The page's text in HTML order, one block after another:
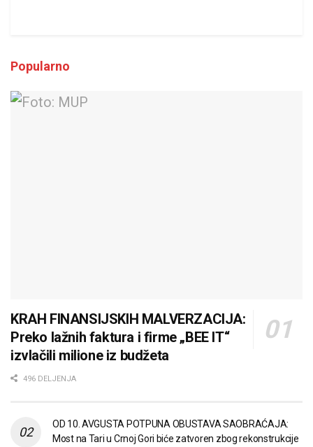
Popularno
KRAH FINANSIJSKIH MALVERZACIJA:
Preko lažnih faktura i firme „BEE IT“
izvlačili milione iz budžeta
496 DELJENJA
OD 10. AVGUSTA POTPUNA OBUSTAVA SAOBRAĆAJA:
Most na Tari u Crnoj Gori biće zatvoren zbog rekonstrukcije